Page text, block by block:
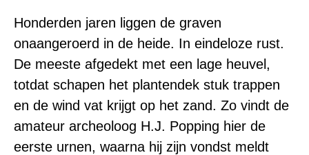
Honderden jaren liggen de graven
onaangeroerd in de heide. In eindeloze rust.
De meeste afgedekt met een lage heuvel,
totdat schapen het plantendek stuk trappen
en de wind vat krijgt op het zand. Zo vindt de
amateur archeoloog H.J. Popping hier de
eerste urnen, waarna hij zijn vondst meldt